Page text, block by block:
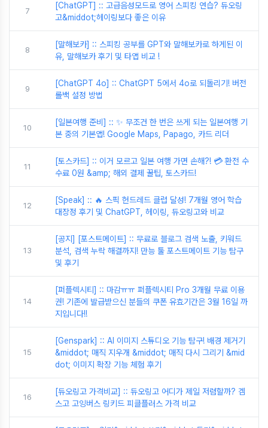
7
[ChatGPT] :: 고급음성모드로 영어 스피킹 연습? 듀오링
고&middot;헤이링보다 좋은 이유
8
[말해보카] :: 스피킹 공부를 GPT와 말해보카로 하게된 이
유, 말해보카 후기 및 타앱 비교 !
9
[ChatGPT 4o] :: ChatGPT 5에서 4o로 되돌리기! 버전
롤백 설정 방법
10
[일본여행 준비] :: ✨ 무조건 한 번은 쓰게 되는 일본여행 기
본 중의 기본앱! Google Maps, Papago, 카드 리더
11
[토스카드] :: 이거 모르고 일본 여행 가면 손해?! 💳 환전 수
수료 0원 &amp; 해외 결제 꿀팁, 토스카드!
12
[Speak] :: 🔥 스픽 헌드레드 클럽 달성! 7개월 영어 학습
대장정 후기 및 ChatGPT, 헤이링, 듀오링고와 비교
13
[공지] [포스트메이트] :: 무료로 블로그 검색 노출, 키워드
분석, 검색 누락 해결까지! 만능 툴 포스트메이트 기능 탐구
및 후기
14
[퍼플렉시티] :: 마감ㅠㅠ 퍼플렉시티 Pro 3개월 무료 이용
권! 기존에 발급받으신 분들의 쿠폰 유효기간은 3월 16일 까
지입니다!!
15
[Genspark] :: AI 이미지 스튜디오 기능 탐구! 배경 제거기
&middot; 매직 지우개 &middot; 매직 다시 그리기 &mid
dot; 이미지 확장 기능 체험 후기
16
[듀오링고 가격비교] :: 듀오링고 어디가 제일 저렴할까? 겜
스고 고잉버스 링키드 피클플러스 가격 비교